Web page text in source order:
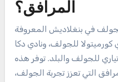
المرافق؟
في بنغلاديش المعروفة
كورميتولا للجولف، ونادي دكا
للجولف والبلد. توفر هذه
التي تعزز تجربة الجولف،